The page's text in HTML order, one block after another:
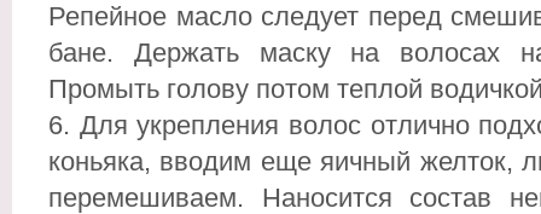
Репейное масло следует перед
бане. Держать маску на волосах
Промыть голову потом теплой
Для укрепления волос отлично
коньяка, вводим еще яичный желток,
перемешиваем. Наносится состав